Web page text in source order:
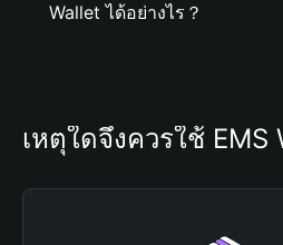
Wallet ได้อย่างไร？
เหตุใดจึงควรใช้ EMS